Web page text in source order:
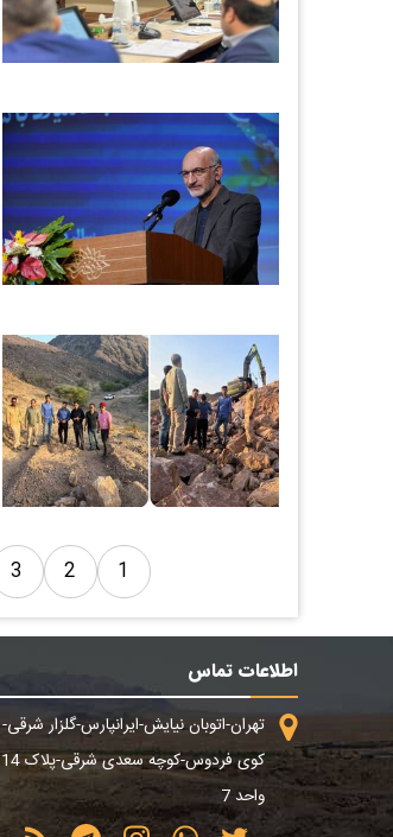
1
2
3
اطلاعات تماس
تهران-اتوبان نیایش-ایرانپارس-گلزار شرقی-
کوی فردوس-کوچه سعدی شرقی-پلاک 14
واحد 7